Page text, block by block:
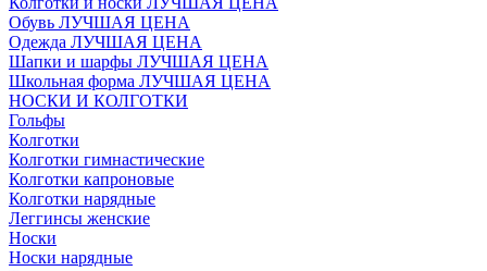
Обувь ЛУЧШАЯ ЦЕНА
Одежда ЛУЧШАЯ ЦЕНА
Шапки и шарфы ЛУЧШАЯ ЦЕНА
Школьная форма ЛУЧШАЯ ЦЕНА
НОСКИ И КОЛГОТКИ
Гольфы
Колготки
Колготки гимнастические
Колготки капроновые
Колготки нарядные
Леггинсы женские
Носки
Носки нарядные